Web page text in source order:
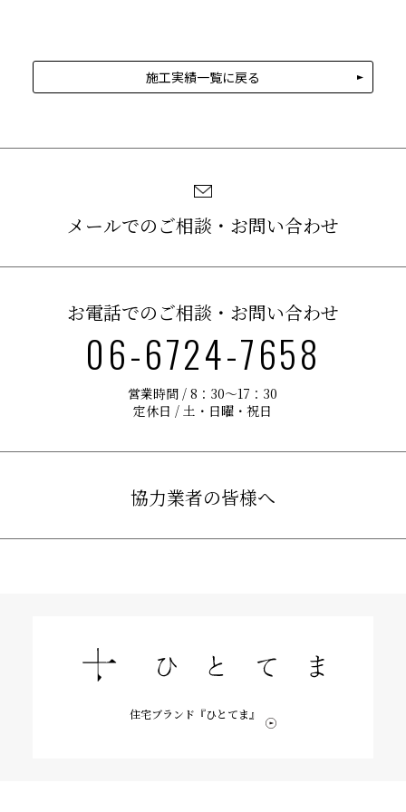
施工実績一覧に戻る
メールでのご相談・お問い合わせ
お電話でのご相談・お問い合わせ
06-6724-7658
営業時間 / 8：30〜17：30
定休日 / 土・日曜・祝日
協力業者の皆様へ
住宅ブランド『ひとてま』